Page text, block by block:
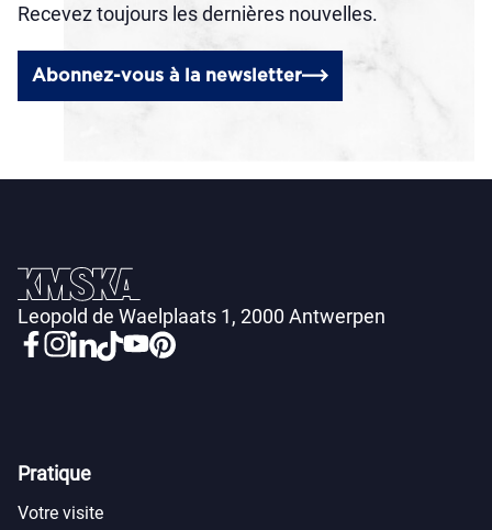
Recevez toujours les dernières nouvelles.
Abonnez-vous à la newsletter
Leopold de Waelplaats 1, 2000 Antwerpen
Pratique
Votre visite